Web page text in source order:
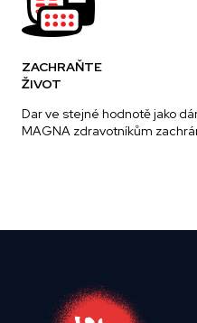
ZACHRAŇTE
ŽIVOT
Dar ve stejné hodnotě jako
MAGNA zdravotníkům